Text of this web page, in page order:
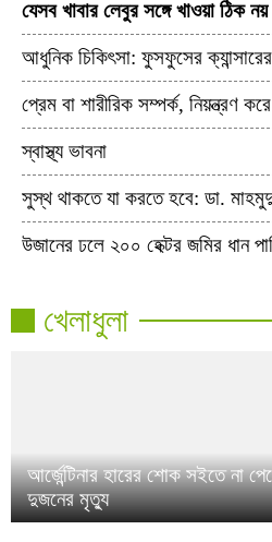
যেসব খাবার লেবুর সঙ্গে খাওয়া ঠিক নয়
আধুনিক চিকিৎসা: ফুসফুসের ক্যান্সারের
প্রেম বা শারীরিক সম্পর্ক, নিয়ন্ত্রণ
স্বাস্থ্য ভাবনা
সুস্থ থাকতে যা করতে হবে: ডা.
উজানের ঢলে ২০০ হেক্টর জমির ধান
খেলাধুলা
আর্জেন্টিনার হারের শোক সইতে না
দুজনের মৃত্যু